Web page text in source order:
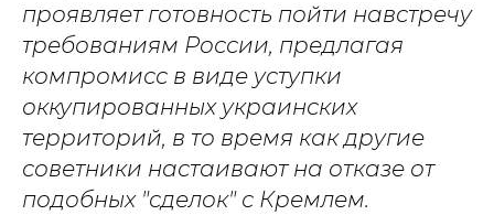
проявляет готовность пойти навстречу
требованиям России, предлагая
компромисс в виде уступки
оккупированных украинских
территорий, в то время как другие
советники настаивают на отказе от
подобных "сделок" с Кремлем.